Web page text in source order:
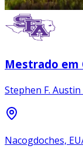
Mestrado em
Stephen F.
Nacogdoches,